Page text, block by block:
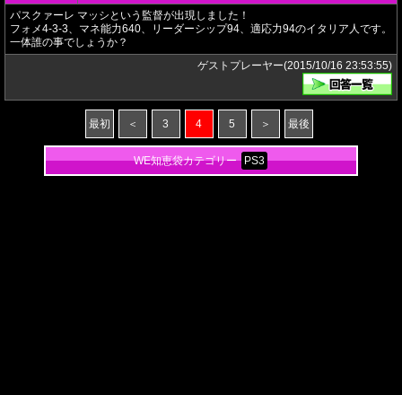
パスクァーレ マッシという監督が出現しました！
フォメ4-3-3、マネ能力640、リーダーシップ94、適応力94のイタリア人です。
一体誰の事でしょうか？
ゲストプレーヤー(2015/10/16 23:53:55)
最初 ＜ 3 4 5 ＞ 最後
WE知恵袋カテゴリー PS3